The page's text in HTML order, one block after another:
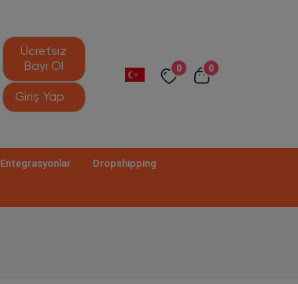
Ücretsiz
Bayi Ol
Giriş Yap
0 0
Entegrasyonlar Dropshipping